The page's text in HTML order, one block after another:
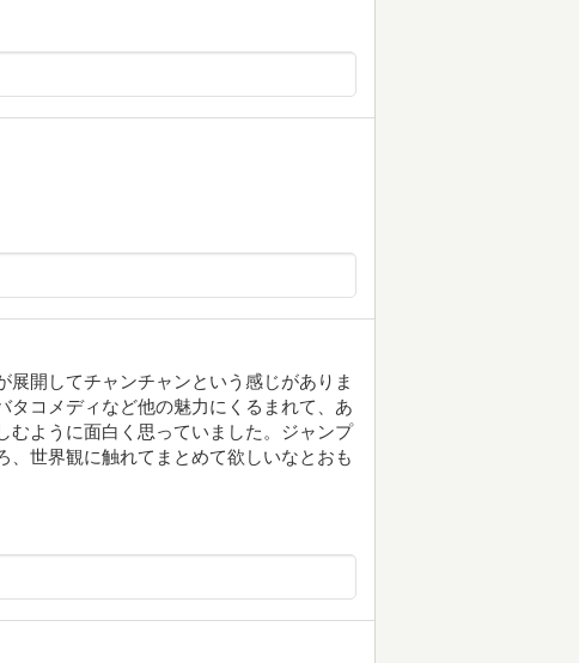
開してチャンチャンという感じがありま
タコメディなど他の魅力にくるまれて、あ
むように面白く思っていました。ジャンプ
世界観に触れてまとめて欲しいなとおも